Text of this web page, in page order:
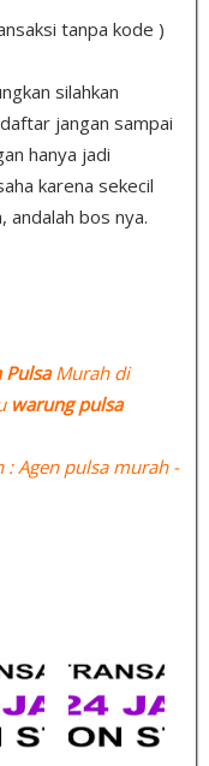
tanpa kode )
silahkan
jangan sampai
hanya jadi
karena sekecil
andalah bos nya.
PulsaMurah di
warung pulsa
Agen pulsa murah -